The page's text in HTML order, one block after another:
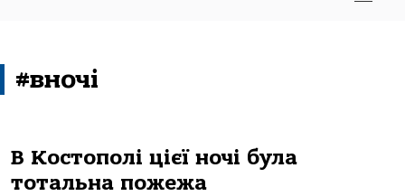
#вночі
В Костополі цієї ночі була
тотальна пожежа